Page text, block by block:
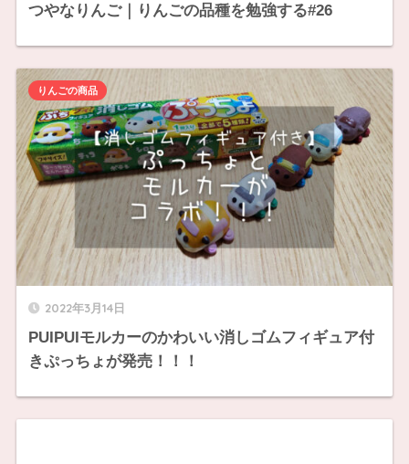
つやなりんご｜りんごの品種を勉強する#26
2022年3月14日
PUIPUIモルカーのかわいい消しゴムフィギュア付
きぷっちょが発売！！！
りんごの商品